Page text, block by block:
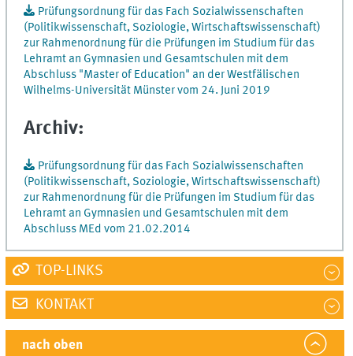
Prüfungsordnung für das Fach Sozialwissenschaften
(Politikwissenschaft, Soziologie, Wirtschaftswissenschaft)
zur Rahmenordnung für die Prüfungen im Studium für das
Lehramt an Gymnasien und Gesamtschulen mit dem
Abschluss "Master of Education" an der Westfälischen
Wilhelms-Universität Münster vom 24. Juni 2019
Archiv:
Prüfungsordnung für das Fach Sozialwissenschaften
(Politikwissenschaft, Soziologie, Wirtschaftswissenschaft)
zur Rahmenordnung für die Prüfungen im Studium für das
Lehramt an Gymnasien und Gesamtschulen mit dem
Abschluss MEd vom 21.02.2014
TOP-LINKS
KONTAKT
nach oben